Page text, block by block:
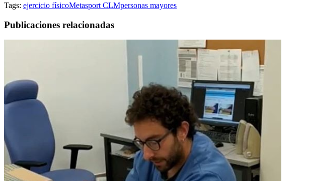
Tags: ejercicio físicoMetasport CLMpersonas mayores
Publicaciones relacionadas